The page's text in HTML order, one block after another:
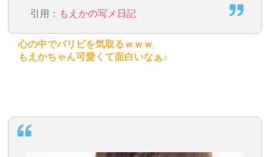
引用： もえかの写メ日記
心の中でパリピを気取るｗｗｗ
もえかちゃん可愛くて面白いなぁ♪